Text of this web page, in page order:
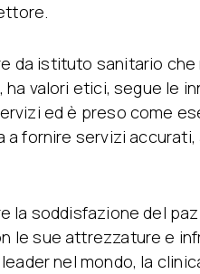
da istituto sanitario
valori etici, segue le
ed è preso come
a fornire servizi
la soddisfazione del
le sue attrezzature e
nel mondo, la